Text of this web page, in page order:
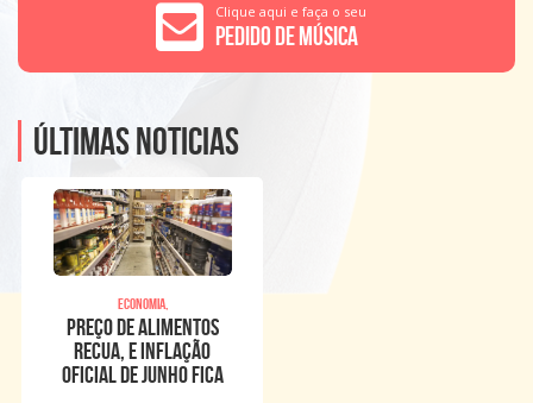
Clique aqui e faça o seu
Pedido de Música
Últimas noticias
Economia,
Preço de alimentos
recua, e inflação
oficial de junho fica